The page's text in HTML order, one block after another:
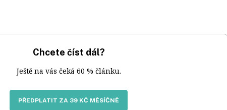
Chcete číst dál?
Ještě na vás čeká 60 % článku.
PŘEDPLATIT ZA 39 KČ MĚSÍČNĚ